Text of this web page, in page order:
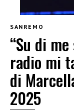
SANREMO
“Su di
radio mi
di
2025